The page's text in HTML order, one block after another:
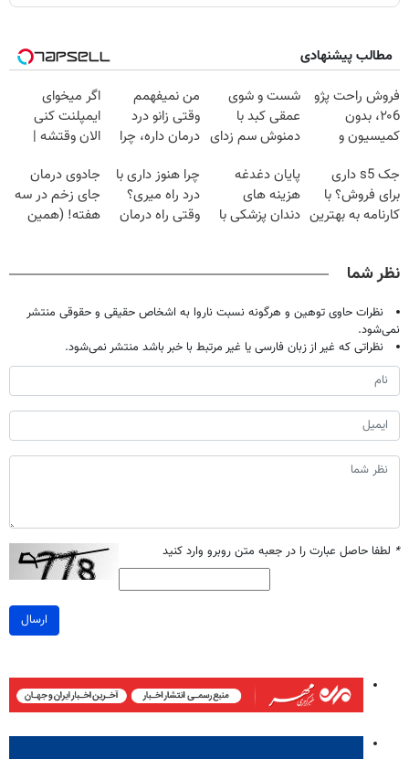
مطالب پیشنهادی
فروش راحت پژو
۲۰6، بدون
کمیسیون و
شست و شوی
عمقی کبد با
دمنوش سم زدای
من نمیفهمم
وقتی زانو درد
درمان داره، چرا
تحمل میکنی؟❗
اگر میخوای
ایمپلنت کنی
الان وقتشه |
میلیون تومان!!!
جک s5 داری
برای فروش؟ با
کارنامه به بهترین
پایان دغدغه
هزینه های
دندان پزشکی با
چرا هنوز داری با
درد راه میری؟
وقتی راه درمان
جادوی درمان
جای زخم در سه
هفته! (همین
نظر شما
نظرات حاوی توهین و هرگونه نسبت ناروا به اشخاص حقیقی و حقوقی منتشر
نمی‌شود.
نظراتی که غیر از زبان فارسی یا غیر مرتبط با خبر باشد منتشر نمی‌شود.
* لطفا حاصل عبارت را در جعبه متن روبرو وارد کنید
ارسال